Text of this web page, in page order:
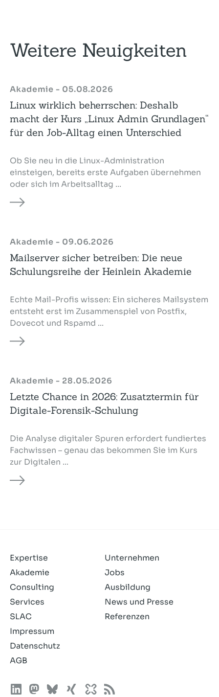
Weitere Neuigkeiten
Akademie - 05.08.2026
Linux wirklich beherrschen: Deshalb
macht der Kurs „Linux Admin Grundlagen“
für den Job-Alltag einen Unterschied
Ob Sie neu in die Linux-Administration
einsteigen, bereits erste Aufgaben übernehmen
oder sich im Arbeitsalltag ...
Akademie - 09.06.2026
Mailserver sicher betreiben: Die neue
Schulungsreihe der Heinlein Akademie
Echte Mail-Profis wissen: Ein sicheres Mailsystem
entsteht erst im Zusammenspiel von Postfix,
Dovecot und Rspamd ...
Akademie - 28.05.2026
Letzte Chance in 2026: Zusatztermin für
Digitale-Forensik-Schulung
Die Analyse digitaler Spuren erfordert fundiertes
Fachwissen – genau das bekommen Sie im Kurs
zur Digitalen ...
Expertise
Akademie
Consulting
Services
SLAC
Unternehmen
Jobs
Ausbildung
News und Presse
Referenzen
Impressum
Datenschutz
AGB